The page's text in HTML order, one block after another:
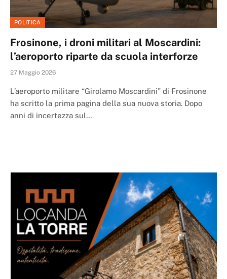
POLITICA
Frosinone, i droni militari al Moscardini:
l’aeroporto riparte da scuola interforze
27 Maggio 2026
L’aeroporto militare “Girolamo Moscardini” di Frosinone
ha scritto la prima pagina della sua nuova storia. Dopo
anni di incertezza sul…